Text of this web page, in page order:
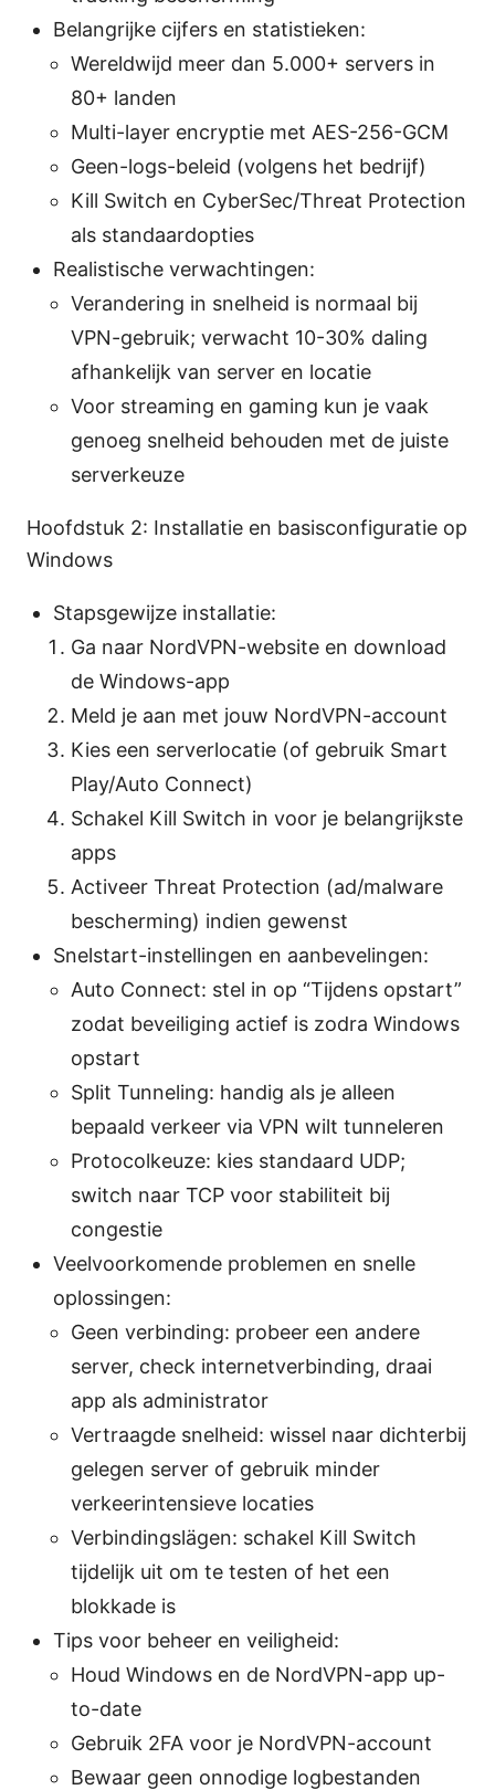
Belangrijke cijfers en statistieken:
Wereldwijd meer dan 5.000+ servers in
80+ landen
Multi-layer encryptie met AES-256-GCM
Geen-logs-beleid (volgens het bedrijf)
Kill Switch en CyberSec/Threat Protection
als standaardopties
Realistische verwachtingen:
Verandering in snelheid is normaal bij
VPN-gebruik; verwacht 10-30% daling
afhankelijk van server en locatie
Voor streaming en gaming kun je vaak
genoeg snelheid behouden met de juiste
serverkeuze
Hoofdstuk 2: Installatie en basisconfiguratie op
Windows
Stapsgewijze installatie:
Ga naar NordVPN-website en download
de Windows-app
Meld je aan met jouw NordVPN-account
Kies een serverlocatie (of gebruik Smart
Play/Auto Connect)
Schakel Kill Switch in voor je belangrijkste
apps
Activeer Threat Protection (ad/malware
bescherming) indien gewenst
Snelstart-instellingen en aanbevelingen:
Auto Connect: stel in op “Tijdens opstart”
zodat beveiliging actief is zodra Windows
opstart
Split Tunneling: handig als je alleen
bepaald verkeer via VPN wilt tunneleren
Protocolkeuze: kies standaard UDP;
switch naar TCP voor stabiliteit bij
congestie
Veelvoorkomende problemen en snelle
oplossingen:
Geen verbinding: probeer een andere
server, check internetverbinding, draai
app als administrator
Vertraagde snelheid: wissel naar dichterbij
gelegen server of gebruik minder
verkeerintensieve locaties
Verbindingslägen: schakel Kill Switch
tijdelijk uit om te testen of het een
blokkade is
Tips voor beheer en veiligheid:
Houd Windows en de NordVPN-app up-
to-date
Gebruik 2FA voor je NordVPN-account
Bewaar geen onnodige logbestanden